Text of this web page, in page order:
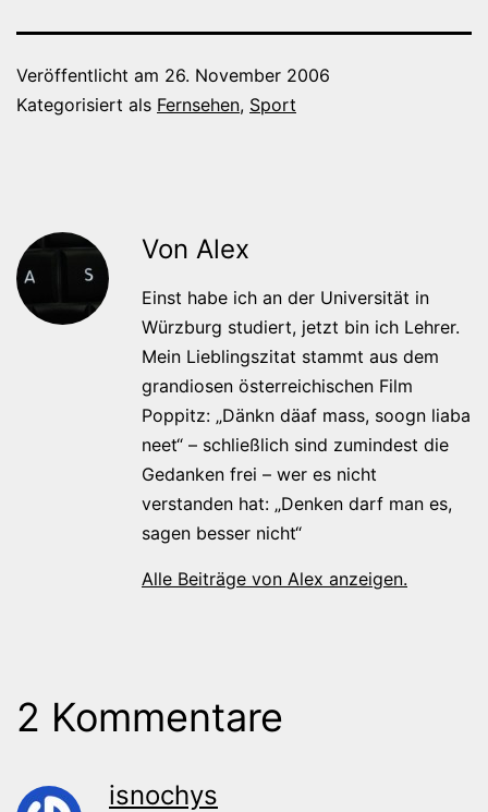
Veröffentlicht am 26. November 2006
Kategorisiert als Fernsehen, Sport
Von Alex
Einst habe ich an der Universität in
Würzburg studiert, jetzt bin ich Lehrer.
Mein Lieblingszitat stammt aus dem
grandiosen österreichischen Film
Poppitz: „Dänkn däaf mass, soogn liaba
neet“ – schließlich sind zumindest die
Gedanken frei – wer es nicht
verstanden hat: „Denken darf man es,
sagen besser nicht“
Alle Beiträge von Alex anzeigen.
2 Kommentare
isnochys